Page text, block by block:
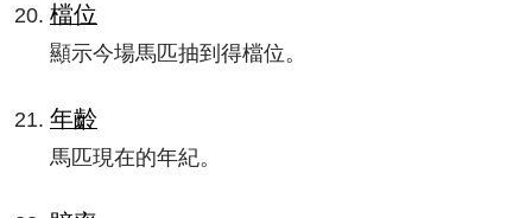
檔位
顯示今場馬匹抽到得檔位。
年齡
馬匹現在的年紀。